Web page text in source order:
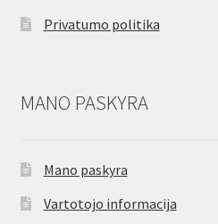
Privatumo politika
MANO PASKYRA
Mano paskyra
Vartotojo informacija